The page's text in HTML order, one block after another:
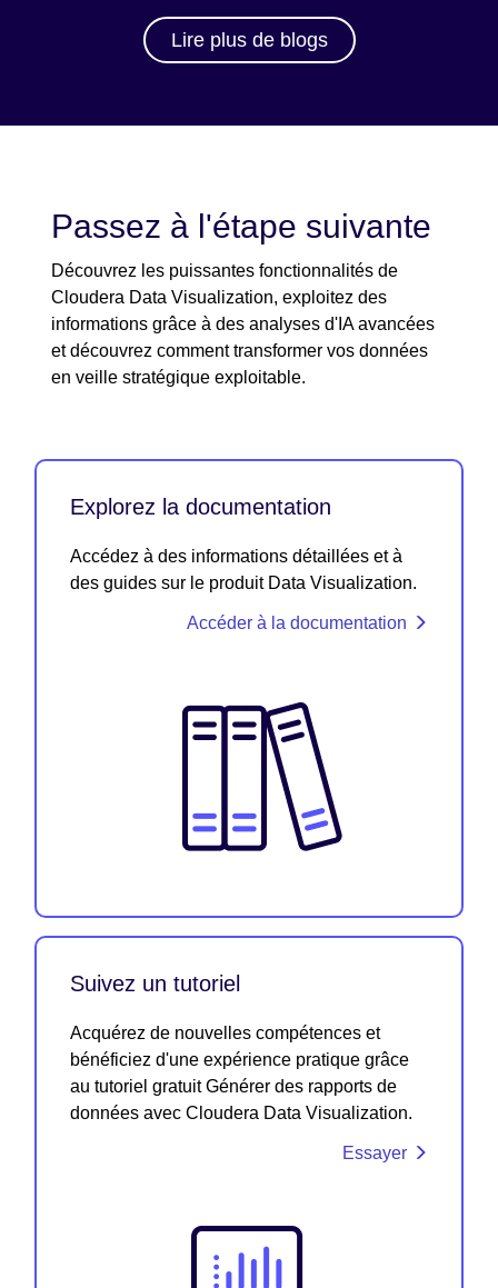
Lire plus de blogs
Passez à l'étape suivante
Découvrez les puissantes fonctionnalités de
Cloudera Data Visualization, exploitez des
informations grâce à des analyses d'IA avancées
et découvrez comment transformer vos données
en veille stratégique exploitable.
Explorez la documentation
Accédez à des informations détaillées et à
des guides sur le produit Data Visualization.
Accéder à la documentation
Suivez un tutoriel
Acquérez de nouvelles compétences et
bénéficiez d'une expérience pratique grâce
au tutoriel gratuit Générer des rapports de
données avec Cloudera Data Visualization.
Essayer